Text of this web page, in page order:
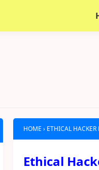
HOME › ETHICAL
Ethical